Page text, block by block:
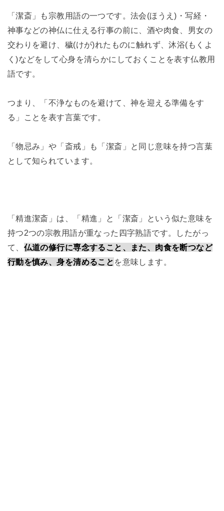
「潔斎」も宗教用語の一つです。法会(ほうえ)・写経・
神事などの神仏に仕える行事の前に、酒や肉食、男女の
交わりを避け、穢(けが)れたものに触れず、沐浴(もくよ
く)などをして心身を清らかにしておくことを表す仏教用
語です。
つまり、「不浄なものを避けて、神を迎える準備をす
る」ことを表す言葉です。
「物忌み」や「斎戒」も「潔斎」と同じ意味を持つ言葉
として知られています。
「精進潔斎」は、「精進」と「潔斎」という似た意味を
持つ2つの宗教用語が重なった四字熟語です。したがっ
て、 仏道の修行に専念すること、また、肉食を断つなど
行動を慎み、身を清めること を意味します。